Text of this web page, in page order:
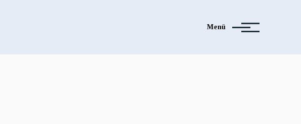
Menü